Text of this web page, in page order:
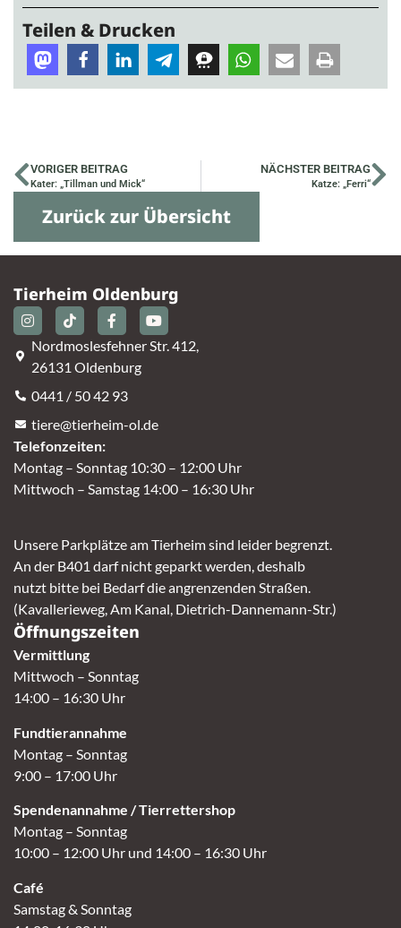
Teilen & Drucken
VORIGER BEITRAG
Kater: „Tillman und Mick“
NÄCHSTER BEITRAG
Katze: „Ferri“
Zurück zur Übersicht
Tierheim Oldenburg
Nordmoslesfehner Str. 412,
26131 Oldenburg
0441 / 50 42 93
tiere@tierheim-ol.de
Telefonzeiten:
Montag – Sonntag 10:30 – 12:00 Uhr
Mittwoch – Samstag 14:00 – 16:30 Uhr
Unsere Parkplätze am Tierheim sind leider begrenzt.
An der B401 darf nicht geparkt werden, deshalb
nutzt bitte bei Bedarf die angrenzenden Straßen.
(Kavallerieweg, Am Kanal, Dietrich-Dannemann-Str.)
Öffnungszeiten
Vermittlung
Mittwoch – Sonntag
14:00 – 16:30 Uhr
Fundtierannahme
Montag – Sonntag
9:00 – 17:00 Uhr
Spendenannahme / Tierrettershop
Montag – Sonntag
10:00 – 12:00 Uhr und 14:00 – 16:30 Uhr
Café
Samstag & Sonntag